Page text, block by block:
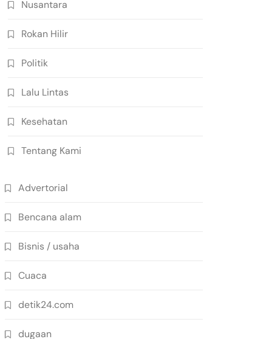
Nusantara
Rokan Hilir
Politik
Lalu Lintas
Kesehatan
Tentang Kami
Advertorial
Bencana alam
Bisnis / usaha
Cuaca
detik24.com
dugaan